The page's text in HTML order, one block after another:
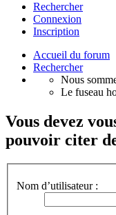
Rechercher
Connexion
Inscription
Accueil du forum
Rechercher
Nous
Le fuseau
Vous devez
pouvoir citer
Nom d’utilisateur :